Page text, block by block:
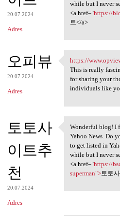
20.07.2024
Adres
while but I never
<a href="https://
트</a>
오피뷰
20.07.2024
Adres
https://
https://
This is really
for sharing your
individuals like
토토사
이트추
천
20.07.2024
Adres
Wonderful
Wonderful blog! I
Yahoo News. Do
to get listed in
while but I never
<a href="https://
superman">토토